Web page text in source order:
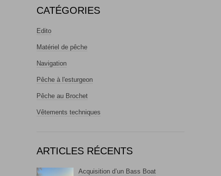
CATÉGORIES
Edito
Matériel de pêche
Navigation
Pêche à l'esturgeon
Pêche au Brochet
Vêtements techniques
ARTICLES RÉCENTS
Acquisition d’un Bass Boat